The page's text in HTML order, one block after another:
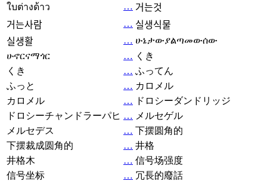
ใบต่างด้าว
… 거는것
거는사람
… 실생식물
실생활
… ሁኔታውያልጣመውሰው
ሁኖርናማጎር
… くき
くき
… ふってん
ふっと
… カロメル
カロメル
… ドロシーダンドリッジ
ドロシーチャンドラーパヒ … メルセゲル
メルセデス
… 下摆圆角的
下摆裁成圆角的
… 井格
井格木
… 信号场强度
信号坐标
… 冗長的廢話